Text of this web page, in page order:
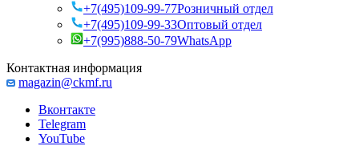
+7(495)109-99-77Розничный отдел
+7(495)109-99-33Оптовый отдел
+7(995)888-50-79WhatsApp
Контактная информация
magazin@ckmf.ru
Вконтакте
Telegram
YouTube